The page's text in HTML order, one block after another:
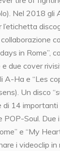
Nel 2018 gli
l’etichetta
in Rome”,
due cover
A-Ha e “Les
Un disco
di 14 importanti
POP-Soul. Due
e “My
i videoclip